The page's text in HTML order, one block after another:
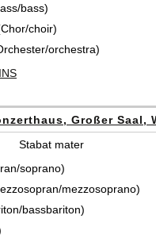
bass)
choir)
orchestra)
Großer Saal,
Stabat mater
soprano)
mezzosoprano)
bassbariton)